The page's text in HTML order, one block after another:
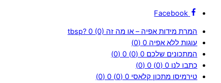
Facebook
המרת מידות אפיה – או מה זה tbsp? 0 (0)
עוגות ללא אפיה 0 (0)
המתכונים שלכם 0 (0)
0 (0)
כתבו לנו 0 (0)
0 (0)
טירמיסו מתכון קלאסי 0 (0)
0 (0)